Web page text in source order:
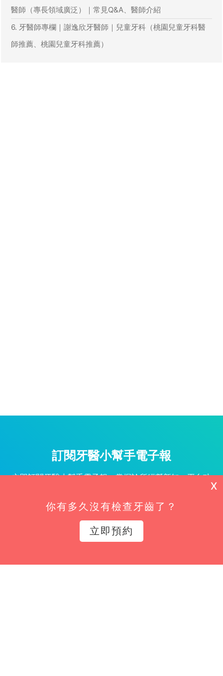
醫師（專長領域廣泛）｜常見Q&A、醫師介紹
6. 牙醫師專欄｜謝逸欣牙醫師｜兒童牙科（桃園兒童牙科醫
師推薦、桃園兒童牙科推薦）
訂閱牙醫小幫手電子報
立即訂閱牙醫小幫手電子報，掌握診所經營新知、平台功
你有多久沒有檢查牙齒了？
立即預約
X